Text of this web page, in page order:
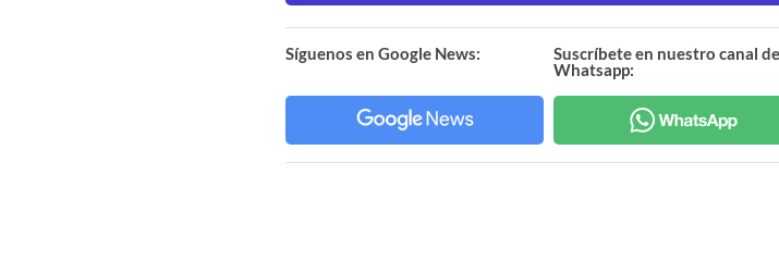
Síguenos en Google News:
Suscríbete en nuestro canal de
Whatsapp: